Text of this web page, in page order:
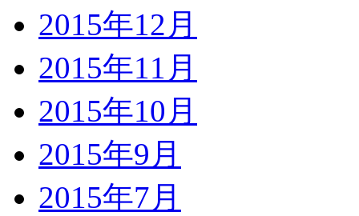
2015年12月
2015年11月
2015年10月
2015年9月
2015年7月